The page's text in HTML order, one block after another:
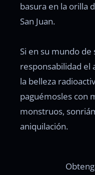
basura en la orilla
San Juan.
Si en su mundo
responsabilidad
la belleza
paguémosles con
monstruos,
aniquilación.